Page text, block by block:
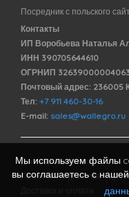
Посредник с польского
Контакты
ИП Воробьева Наталья
ИНН 390705644610
ОГРНИП
Почтовый адрес: 236005
Тел: +7 911 460-30-16
E-mail: sales@wallegro.ru
Договор оферты
Политика обработки
Мы используем файлы
вы соглашаетесь с нашей